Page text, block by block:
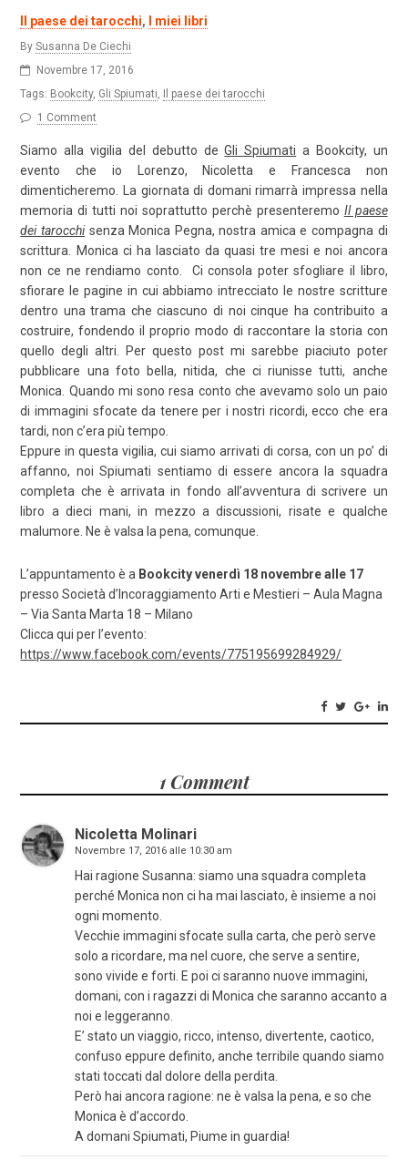
Il paese dei tarocchi, I miei libri
BySusanna De Ciechi
Novembre 17, 2016
Tags: Bookcity, Gli Spiumati Il paese dei tarocchi
1 Comment
Siamo alla vigilia del debutto deGli Spiumati a Bookcity, un
evento che io Lorenzo, Nicoletta e Francesca non
dimenticheremo. La giornata di domani rimarrà impressa nella
memoria di tutti noi soprattutto perchè presenteremo Il paese
dei tarocchisenza Monica Pegna, nostra amica e compagna di
scrittura. Monica ci ha lasciato da quasi tre mesi e noi ancora
non ce ne rendiamo conto. Ci consola poter sfogliare il libro,
sfiorare le pagine in cui abbiamo intrecciato le nostre scritture
dentro una trama che ciascuno di noi cinque ha contribuito a
costruire, fondendo il proprio modo di raccontare la storia con
quello degli altri. Per questo post mi sarebbe piaciuto poter
pubblicare una foto bella, nitida, che ci riunisse tutti, anche
Monica. Quando mi sono resa conto che avevamo solo un paio
di immagini sfocate da tenere per i nostri ricordi, ecco che era
tardi, non c’era più tempo.
Eppure in questa vigilia, cui siamo arrivati di corsa, con un po’ di
affanno, noi Spiumati sentiamo di essere ancora la squadra
completa che è arrivata in fondo all’avventura di scrivere un
libro a dieci mani, in mezzo a discussioni, risate e qualche
malumore. Ne è valsa la pena, comunque.
L’appuntamento è a Bookcity venerdì 18 novembre alle 17
pressoSocietà d’Incoraggiamento Arti e Mestieri – Aula Magna
– Via Santa Marta 18 – Milano
Clicca qui per l’evento:
https://www.facebook.com/events/775195699284929/
1 Comment
Nicoletta Molinari
Novembre 17, 2016 alle 10:30 am
Hai ragione Susanna: siamo una squadra completa
perché Monica non ci ha mai lasciato, è insieme a noi
ogni momento.
Vecchie immagini sfocate sulla carta, che però serve
solo a ricordare, ma nel cuore, che serve a sentire,
sono vivide e forti. E poi ci saranno nuove immagini,
domani, con i ragazzi di Monica che saranno accanto a
noi e leggeranno.
E’ stato un viaggio, ricco, intenso, divertente, caotico,
confuso eppure definito, anche terribile quando siamo
stati toccati dal dolore della perdita.
Però hai ancora ragione: ne è valsa la pena, e so che
Monica è d’accordo.
A domani Spiumati, Piume in guardia!